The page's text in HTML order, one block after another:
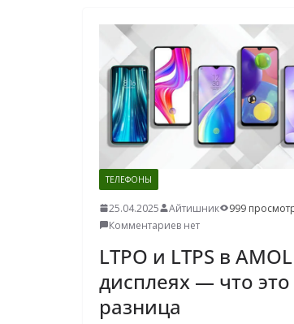
ТЕЛЕФОНЫ
25.04.2025 Айтишник
999
Комментариев нет
LTPO и LTPS в
дисплеях — что
разница